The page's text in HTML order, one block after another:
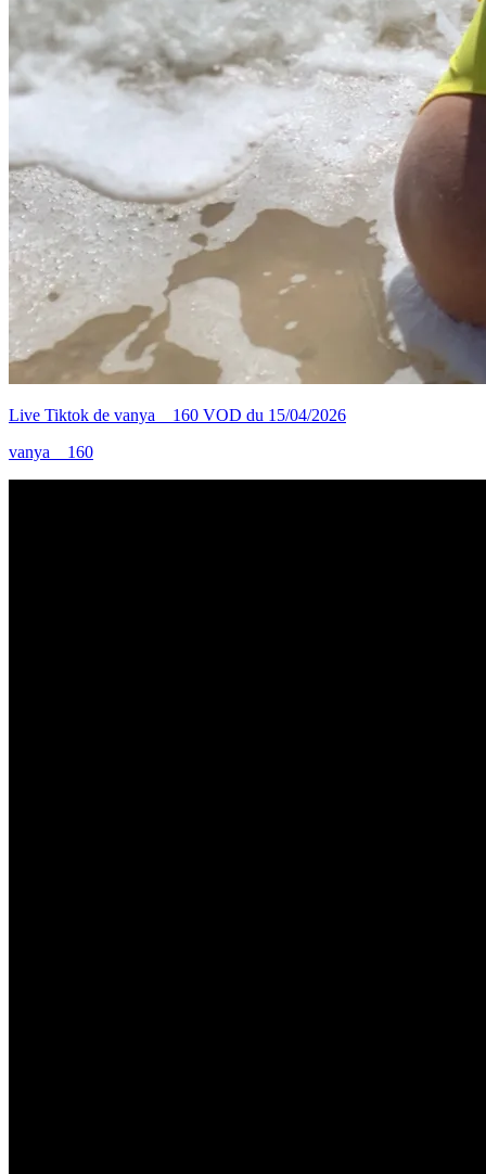
Live Tiktok de vanya__160 VOD du 15/04/2026
vanya__160